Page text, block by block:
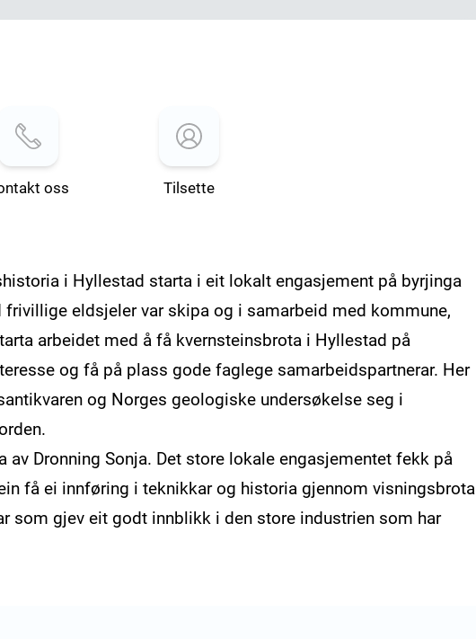
oss Tilsette
i Hyllestad starta i eit lokalt engasjement på byrjinga
frivillige eldsjeler var skipa og i samarbeid med kommune,
arbeidet med å få kvernsteinsbrota i Hyllestad på
og få på plass gode faglege samarbeidspartnerar. Her
og Norges geologiske undersøkelse seg i
av Dronning Sonja. Det store lokale engasjementet fekk på
få ei innføring i teknikkar og historia gjennom visningsbrota
som gjev eit godt innblikk i den store industrien som har